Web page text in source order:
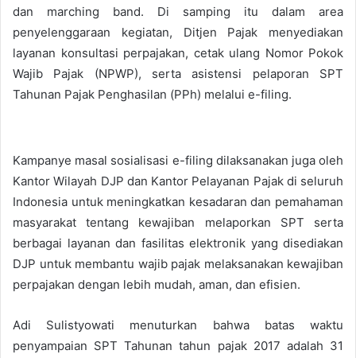
dan marching band. Di samping itu dalam area
penyelenggaraan kegiatan, Ditjen Pajak menyediakan
layanan konsultasi perpajakan, cetak ulang Nomor Pokok
Wajib Pajak (NPWP), serta asistensi pelaporan SPT
Tahunan Pajak Penghasilan (PPh) melalui e-filing.
Kampanye masal sosialisasi e-filing dilaksanakan juga oleh
Kantor Wilayah DJP dan Kantor Pelayanan Pajak di seluruh
Indonesia untuk meningkatkan kesadaran dan pemahaman
masyarakat tentang kewajiban melaporkan SPT serta
berbagai layanan dan fasilitas elektronik yang disediakan
DJP untuk membantu wajib pajak melaksanakan kewajiban
perpajakan dengan lebih mudah, aman, dan efisien.
Adi Sulistyowati menuturkan bahwa batas waktu
penyampaian SPT Tahunan tahun pajak 2017 adalah 31